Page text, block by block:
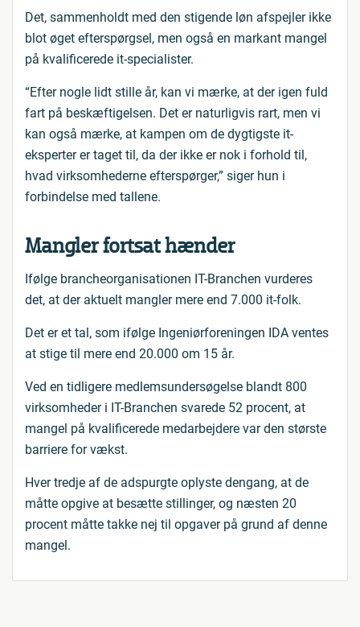
Det, sammenholdt med den stigende løn afspejler ikke
blot øget efterspørgsel, men også en markant mangel
på kvalificerede it-specialister.
“Efter nogle lidt stille år, kan vi mærke, at der igen fuld
fart på beskæftigelsen. Det er naturligvis rart, men vi
kan også mærke, at kampen om de dygtigste it-
eksperter er taget til, da der ikke er nok i forhold til,
hvad virksomhederne efterspørger,” siger hun i
forbindelse med tallene.
Mangler fortsat hænder
Ifølge brancheorganisationen IT-Branchen vurderes
det, at der aktuelt mangler mere end 7.000 it-folk.
Det er et tal, som ifølge Ingeniørforeningen IDA ventes
at stige til mere end 20.000 om 15 år.
Ved en tidligere medlemsundersøgelse blandt 800
virksomheder i IT-Branchen svarede 52 procent, at
mangel på kvalificerede medarbejdere var den største
barriere for vækst.
Hver tredje af de adspurgte oplyste dengang, at de
måtte opgive at besætte stillinger, og næsten 20
procent måtte takke nej til opgaver på grund af denne
mangel.